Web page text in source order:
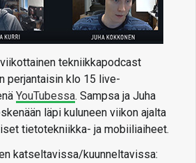
tekniikkapodcast
perjantaisin klo 15 live-
YouTubessa. Sampsa ja Juha
läpi kuluneen viikon ajalta
tietotekniikka- ja mobiiliaiheet.
katseltavissa/kuunneltavissa: